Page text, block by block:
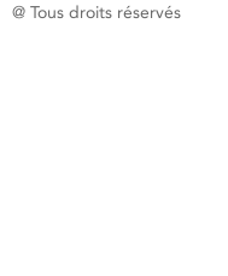
@ Tous droits réservés